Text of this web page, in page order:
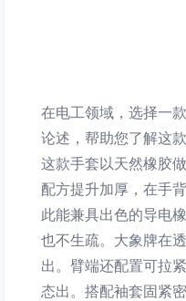
在电工领域，选择一
论述，帮助您了解这
这款手套以天然橡胶
配方提升加厚，在手
此能兼具出色的导电
也不生疏。大象牌在
出。臂端还配置可拉
态出。搭配袖套固紧